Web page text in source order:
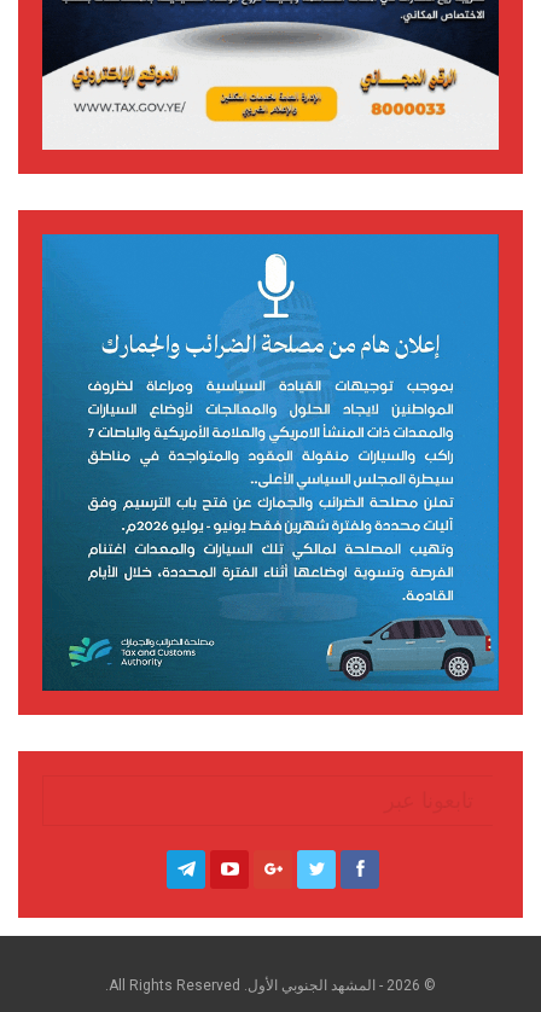
تابعونا عبر
© 2026 - المشهد الجنوبي الأول. All Rights Reserved.